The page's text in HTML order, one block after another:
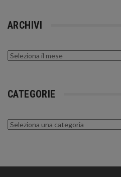
ARCHIVI
Archivi
CATEGORIE
Categorie